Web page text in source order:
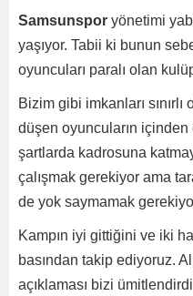
Samsunspor yönetimi
yaşıyor. Tabii ki bunun
oyuncuları paralı olan
Bizim gibi imkanları
düşen oyuncuların içinden
şartlarda kadrosuna
çalışmak gerekiyor ama
de yok saymamak
Kampın iyi gittiğini ve iki
basından takip ediyoruz.
açıklaması bizi